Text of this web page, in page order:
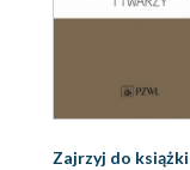
Zajrzyj do książki